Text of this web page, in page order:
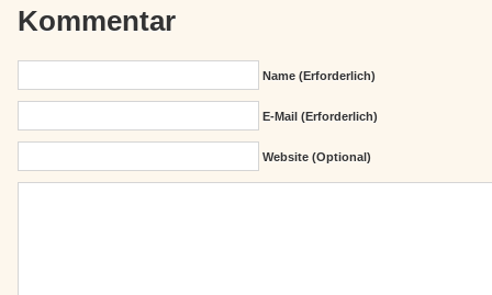
Kommentar
Name (erforderlich)
E-Mail (erforderlich)
Website (Optional)